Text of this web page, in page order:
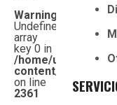
Warning
Undefined
array
key 0 in
/home/
content/themes/
on line
2361